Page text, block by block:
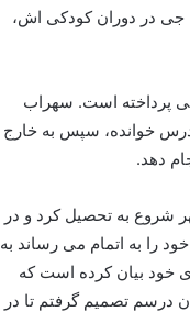
جی در دوران کودکی اش،
پرداخته است. سهراب
درس خوانده، سپس به خارج
دهد.
شروع به تحصیل کرد و در
را به اتمام می رساند به
خود بیان کرده است که
درسم تصمیم گرفتم تا در